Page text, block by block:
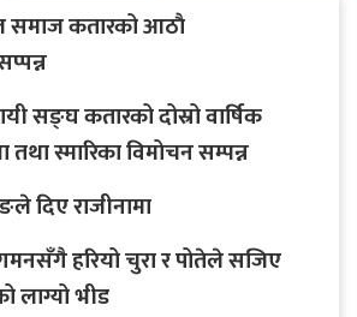
समाज कतारको आठाै
सङ्घ कतारको दोस्रो वार्षिक
स्मारिका विमोचन सम्पन्न
दिए राजीनामा
हरियो चुरा र पोतेले सजिए
लाग्यो भीड